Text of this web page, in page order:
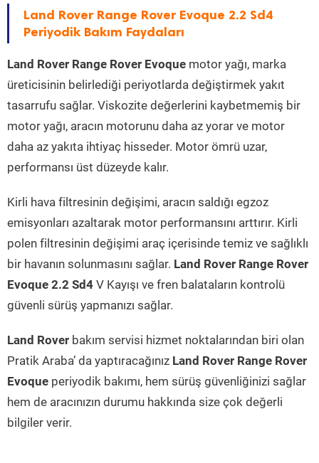
Land Rover Range Rover Evoque 2.2 Sd4
Periyodik Bakım Faydaları
Land Rover Range Rover Evoque motor yağı, marka
üreticisinin belirlediği periyotlarda değiştirmek yakıt
tasarrufu sağlar. Viskozite değerlerini kaybetmemiş bir
motor yağı, aracın motorunu daha az yorar ve motor
daha az yakıta ihtiyaç hisseder. Motor ömrü uzar,
performansı üst düzeyde kalır.
Kirli hava filtresinin değişimi, aracın saldığı egzoz
emisyonları azaltarak motor performansını arttırır. Kirli
polen filtresinin değişimi araç içerisinde temiz ve sağlıklı
bir havanın solunmasını sağlar. Land Rover Range Rover
Evoque 2.2 Sd4 V Kayışı ve fren balataların kontrolü
güvenli sürüş yapmanızı sağlar.
Land Rover bakım servisi hizmet noktalarından biri olan
Pratik Araba’ da yaptıracağınız Land Rover Range Rover
Evoque periyodik bakımı, hem sürüş güvenliğinizi sağlar
hem de aracınızın durumu hakkında size çok değerli
bilgiler verir.